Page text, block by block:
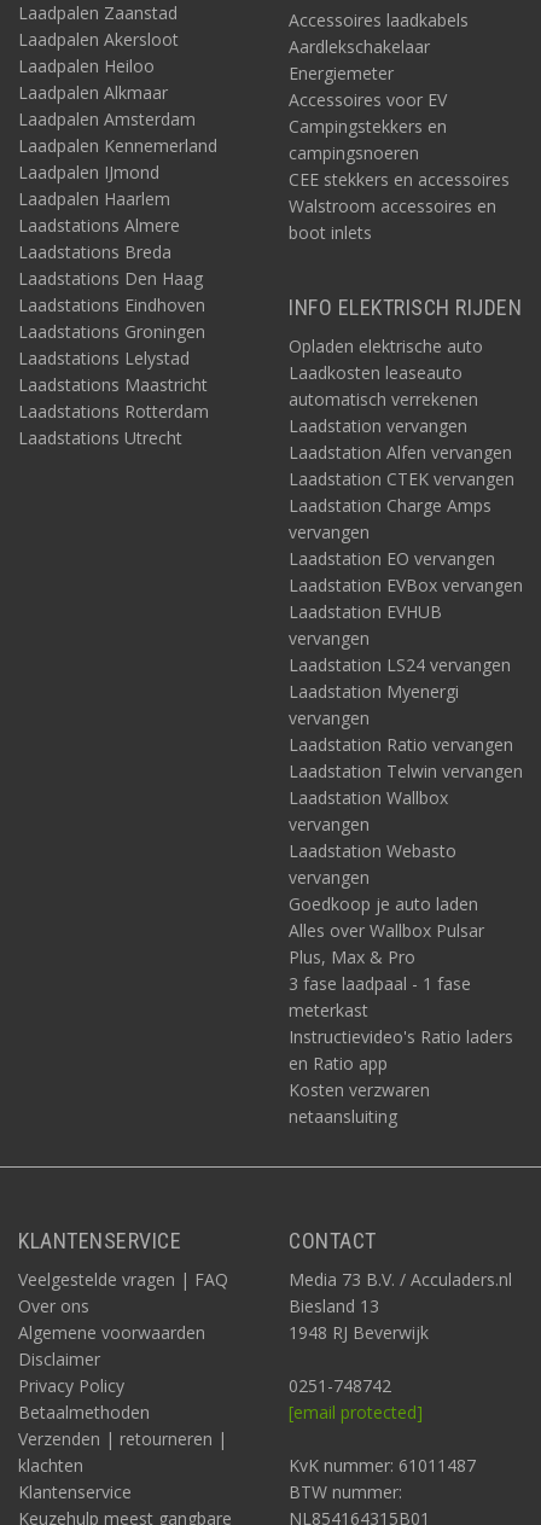
Laadpalen Zaanstad
Laadpalen Akersloot
Laadpalen Heiloo
Laadpalen Alkmaar
Laadpalen Amsterdam
Laadpalen Kennemerland
Laadpalen IJmond
Laadpalen Haarlem
Laadstations Almere
Laadstations Breda
Laadstations Den Haag
Laadstations Eindhoven
Laadstations Groningen
Laadstations Lelystad
Laadstations Maastricht
Laadstations Rotterdam
Laadstations Utrecht
Accessoires laadkabels
Aardlekschakelaar
Energiemeter
Accessoires voor EV
Campingstekkers en
campingsnoeren
CEE stekkers en accessoires
Walstroom accessoires en
boot inlets
INFO ELEKTRISCH RIJDEN
Opladen elektrische auto
Laadkosten leaseauto
automatisch verrekenen
Laadstation vervangen
Laadstation Alfen vervangen
Laadstation CTEK vervangen
Laadstation Charge Amps
vervangen
Laadstation EO vervangen
Laadstation EVBox vervangen
Laadstation EVHUB
vervangen
Laadstation LS24 vervangen
Laadstation Myenergi
vervangen
Laadstation Ratio vervangen
Laadstation Telwin vervangen
Laadstation Wallbox
vervangen
Laadstation Webasto
vervangen
Goedkoop je auto laden
Alles over Wallbox Pulsar
Plus, Max & Pro
3 fase laadpaal - 1 fase
meterkast
Instructievideo's Ratio laders
en Ratio app
Kosten verzwaren
netaansluiting
KLANTENSERVICE
Veelgestelde vragen | FAQ
Over ons
Algemene voorwaarden
Disclaimer
Privacy Policy
Betaalmethoden
Verzenden | retourneren |
klachten
Klantenservice
Keuzehulp meest gangbare
CONTACT
Media 73 B.V. / Acculaders.nl
Biesland 13
1948 RJ Beverwijk
0251-748742
[email protected]
KvK nummer: 61011487
BTW nummer:
NL854164315B01